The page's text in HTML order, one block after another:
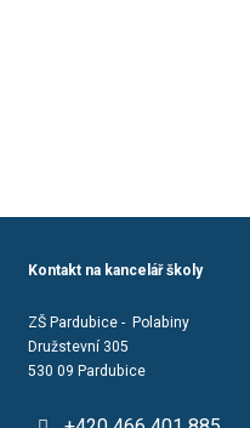
Kontakt na kancelář školy
ZŠ Pardubice - Polabiny
Družstevní 305
530 09 Pardubice